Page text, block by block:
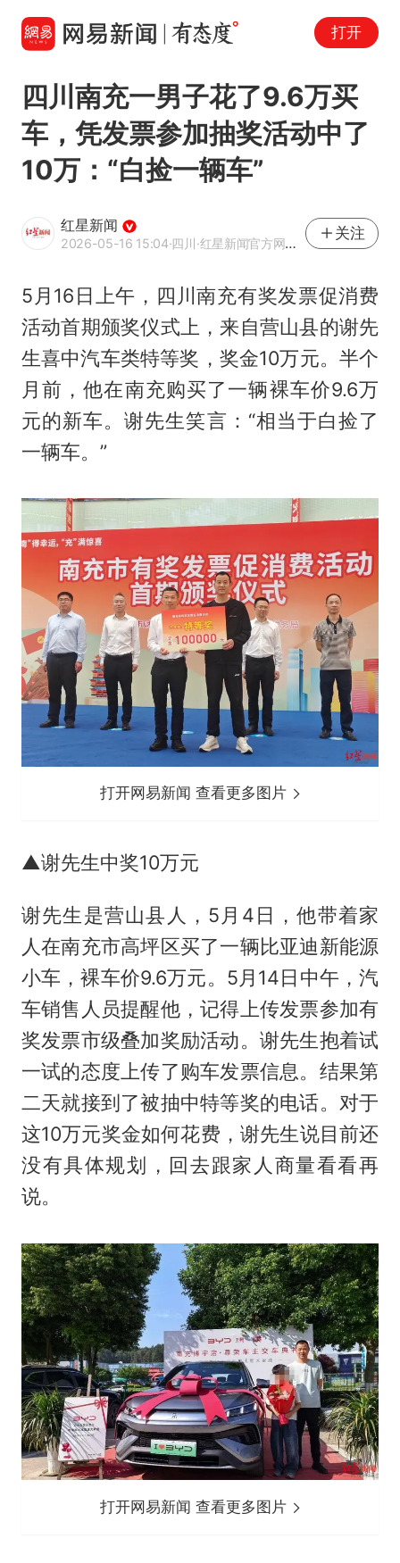
打开
四川南充一男子花了9.6万买
车，凭发票参加抽奖活动中了
10万：“白捡一辆车”
红星新闻
2026-05-16 15:04·四川·红星新闻官方网易号
关注
5月16日上午，四川南充有奖发票促消费
活动首期颁奖仪式上，来自营山县的谢先
生喜中汽车类特等奖，奖金10万元。半个
月前，他在南充购买了一辆裸车价9.6万
元的新车。谢先生笑言：“相当于白捡了
一辆车。”
打开网易新闻 查看更多图片
▲谢先生中奖10万元
谢先生是营山县人，5月4日，他带着家
人在南充市高坪区买了一辆比亚迪新能源
小车，裸车价9.6万元。5月14日中午，汽
车销售人员提醒他，记得上传发票参加有
奖发票市级叠加奖励活动。谢先生抱着试
一试的态度上传了购车发票信息。结果第
二天就接到了被抽中特等奖的电话。对于
这10万元奖金如何花费，谢先生说目前还
没有具体规划，回去跟家人商量看看再
说。
打开网易新闻 查看更多图片